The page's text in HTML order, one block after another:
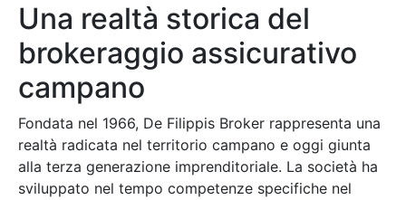
Una realtà storica del
brokeraggio assicurativo
campano
Fondata nel 1966, De Filippis Broker rappresenta una
realtà radicata nel territorio campano e oggi giunta
alla terza generazione imprenditoriale. La società ha
sviluppato nel tempo competenze specifiche nel